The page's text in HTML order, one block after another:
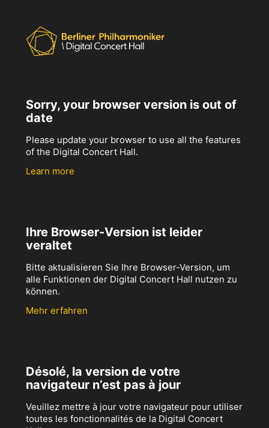
Sorry, your browser version is out of
date
Please update your browser to use all the features
of the Digital Concert Hall.
Learn more
Ihre Browser-Version ist leider
veraltet
Bitte aktualisieren Sie Ihre Browser-Version, um
alle Funktionen der Digital Concert Hall nutzen zu
können.
Mehr erfahren
Désolé, la version de votre
navigateur n’est pas à jour
Veuillez mettre à jour votre navigateur pour utiliser
toutes les fonctionnalités de la Digital Concert